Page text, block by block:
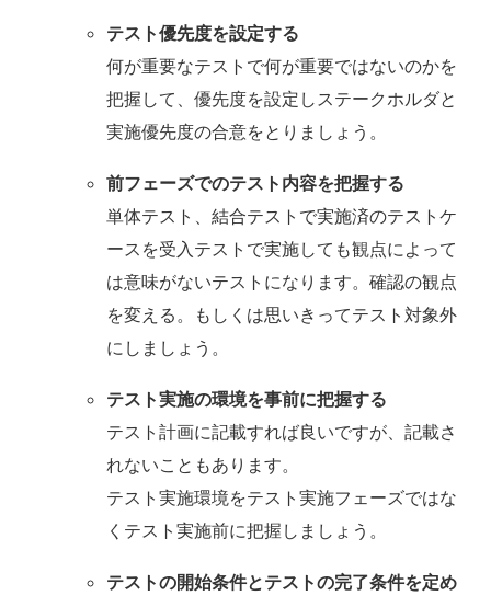
テスト優先度を設定する
何が重要なテストで何が重要ではないのかを
把握して、優先度を設定しステークホルダと
実施優先度の合意をとりましょう。
前フェーズでのテスト内容を把握する
単体テスト、結合テストで実施済のテストケ
ースを受入テストで実施しても観点によって
は意味がないテストになります。確認の観点
を変える。もしくは思いきってテスト対象外
にしましょう。
テスト実施の環境を事前に把握する
テスト計画に記載すれば良いですが、記載さ
れないこともあります。
テスト実施環境をテスト実施フェーズではな
くテスト実施前に把握しましょう。
テストの開始条件とテストの完了条件を定め